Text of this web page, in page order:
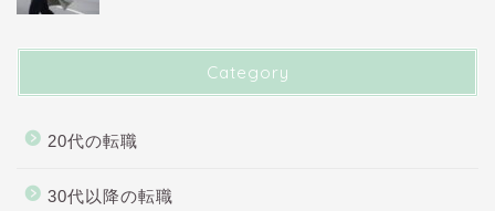
Category
20代の転職
30代以降の転職